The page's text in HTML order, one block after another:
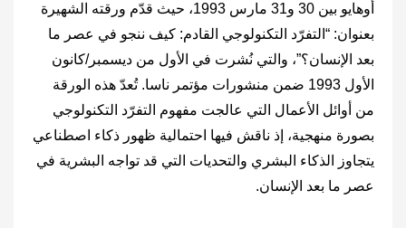
أوهايو بين 30 و31 مارس 1993، حيث قدّم ورقته الشهيرة
بعنوان: “التفرّد التكنولوجي القادم: كيف ننجو في عصر ما
بعد الإنسان؟”، والتي نُشرت في الأول من ديسمبر/كانون
الأول 1993 ضمن منشورات مؤتمر ناسا. تُعدّ هذه الورقة
من أوائل الأعمال التي عالجت مفهوم التفرّد التكنولوجي
بصورة منهجية، إذ ناقش فيها احتمالية ظهور ذكاء اصطناعي
يتجاوز الذكاء البشري والتحديات التي قد تواجه البشرية في
عصر ما بعد الإنسان.